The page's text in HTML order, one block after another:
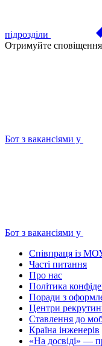
підрозділи
Отримуйте сповіщення
Бот з вакансіями у
Бот з вакансіями у
Співпраця із
Часті питання
Про нас
Політика
Поради з
Центри
Ставлення до
Країна інженерів
«На досвіді» —